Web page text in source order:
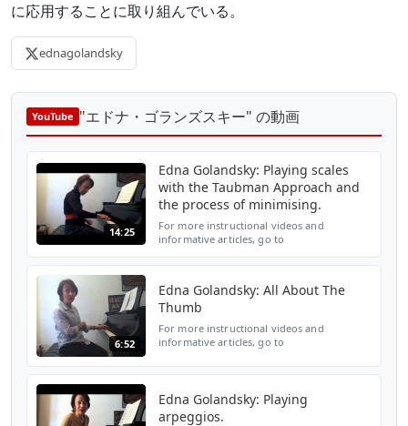
に応用することに取り組んでいる。
ednagolandsky
YouTube "エドナ・ゴランズスキー" の動画
14:25
Edna Golandsky: Playing scales
with the Taubman Approach and
the process of minimising.
For more instructional videos and
informative articles, go to
www.golandsky...
6:52
Edna Golandsky: All About The
Thumb
For more instructional videos and
informative articles, go to
www.golandsky...
Edna Golandsky: Playing
arpeggios.